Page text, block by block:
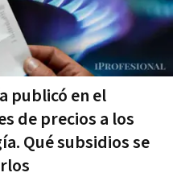
publicó en el
de precios a los
Qué subsidios se